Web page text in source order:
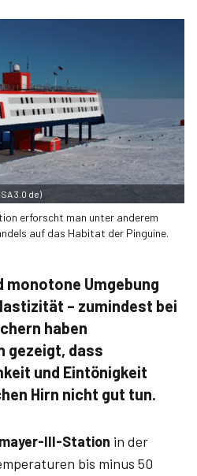
3.0 de)
erforscht man unter anderem
auf das Habitat der Pinguine.
monotone Umgebung
– zumindest bei
haben
gezeigt, dass
und Eintönigkeit
Hirn nicht gut tun.
III-Station in der
bis minus 50